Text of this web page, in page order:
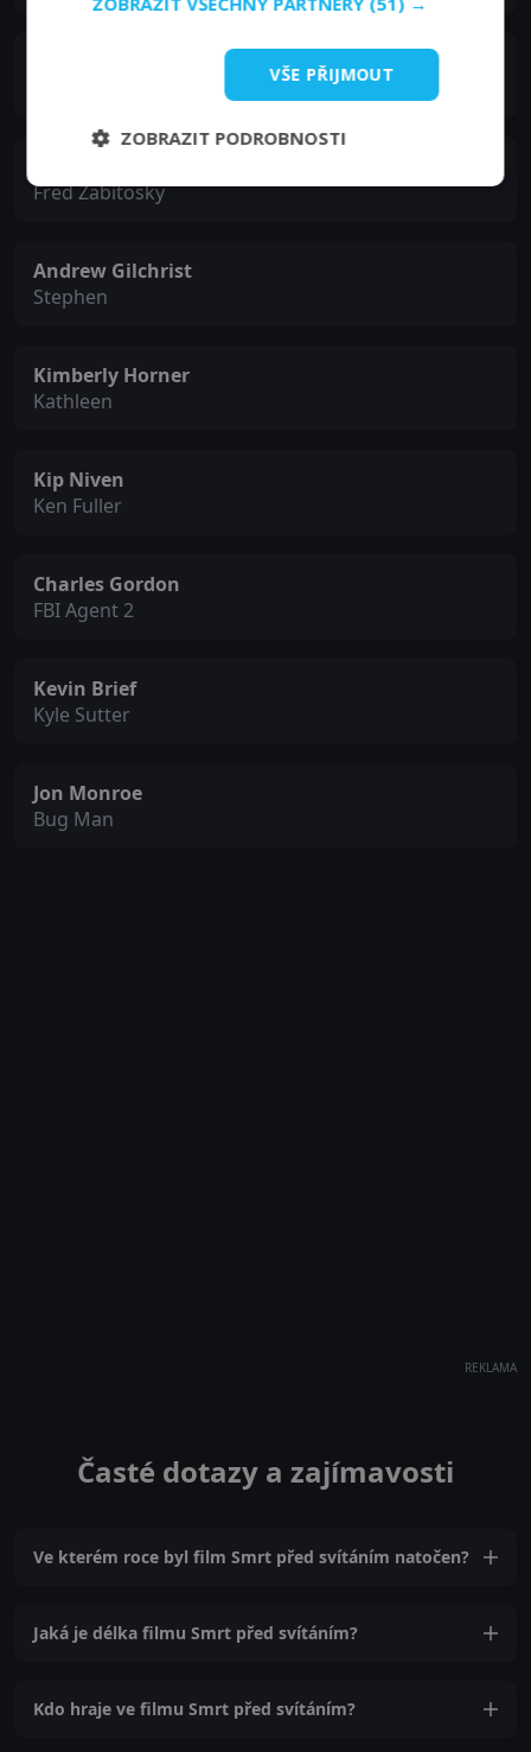
Fred Zabitosky
Andrew Gilchrist
Stephen
Kimberly Horner
Kathleen
Kip Niven
Ken Fuller
Charles Gordon
FBI Agent 2
Kevin Brief
Kyle Sutter
Jon Monroe
Bug Man
REKLAMA
Časté dotazy a zajímavosti
Ve kterém roce byl film Smrt před svítáním natočen?
Jaká je délka filmu Smrt před svítáním?
Kdo hraje ve filmu Smrt před svítáním?
VŠE PŘIJMOUT
ZOBRAZIT PODROBNOSTI